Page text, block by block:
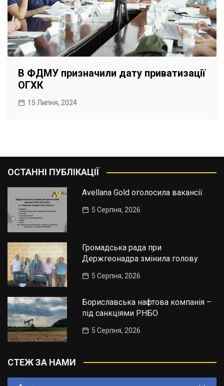
В ФДМУ призначили дату приватизації
ОГХК
15 Липня, 2024
ОСТАННІ ПУБЛІКАЦІЇ
Avellana Gold оголосила вакансії
5 Серпня, 2026
Громадська рада при
Держгеонадра змінила голову
5 Серпня, 2026
Бориславська нафтова компанія –
під санкціями РНБО
5 Серпня, 2026
СТЕЖ ЗА НАМИ